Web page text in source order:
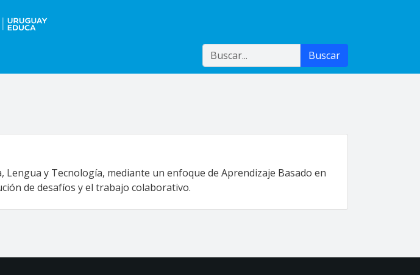
Buscar Buscar
Lengua y Tecnología, mediante un enfoque de Aprendizaje Basado en
de desafíos y el trabajo colaborativo.